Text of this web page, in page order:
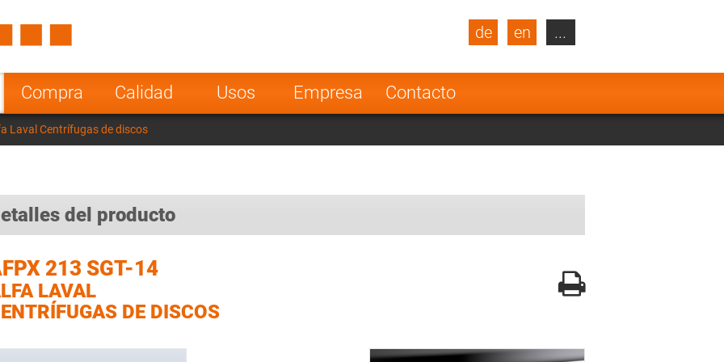
Compra Calidad Usos Empresa Contacto
de en
Turkey
Poland Norway
Netherlands
Greece
...
Laval Centrífugas de discos
del producto
213 SGT-14
LAVAL
DE DISCOS